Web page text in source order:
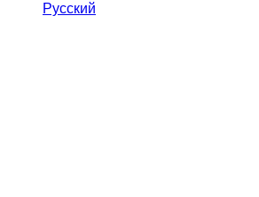
Русский